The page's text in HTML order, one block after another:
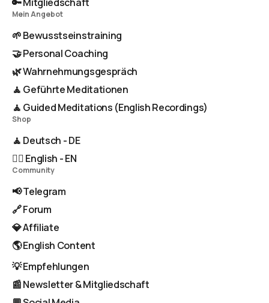
Mein Angebot
🌱 Bewusstseinstraining
🤝 Personal Coaching
🌿 Wahrnehmungsgespräch
🧘 Geführte Meditationen
🧘 Guided Meditations (English Recordings)
Shop
🧘 Deutsch - DE
🧘‍♂️ English - EN
Community
📢 Telegram
🔗 Forum
💎 Affiliate
🌎 English Content
💡 Empfehlungen
📰 Newsletter & Mitgliedschaft